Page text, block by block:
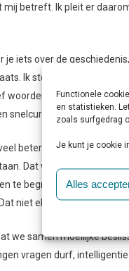
Functionele
en statistieken.
zoals surfgedrag
Je kunt je cookie
Alles
mij betreft. Ik pleit er
je iets over de
Ik stel daarom voor
woordenboek te maken.
snelcursus Overheid-
beter gaan begrijpen.
Dat we ons inzetten
te begrijpen. Dat niet elke
niet elke politicus een
we samen moeilijke
vragen durf,